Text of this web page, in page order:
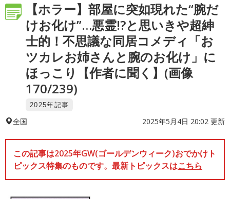
【ホラー】部屋に突如現れた“腕だ
けお化け”…悪霊!?と思いきや超紳
士的！不思議な同居コメディ「お
ツカレお姉さんと腕のお化け」に
ほっこり【作者に聞く】(画像
170/239)
2025年記事
全国 2025年5月4日 20:02 更新
この記事は2025年GW(ゴールデンウィーク)おでかけト
ピックス特集のものです。最新トピックスはこちら